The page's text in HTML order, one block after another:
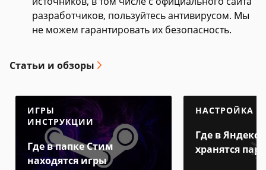
разработчиков, пользуйтесь антивирусом. Мы
не можем гарантировать их безопасность.
Статьи и обзоры
ИГРЫ
ИНСТРУКЦИИ
Где в папке Стим
находятся игры
НАСТРОЙКА
Где в Яндекс
хранятся